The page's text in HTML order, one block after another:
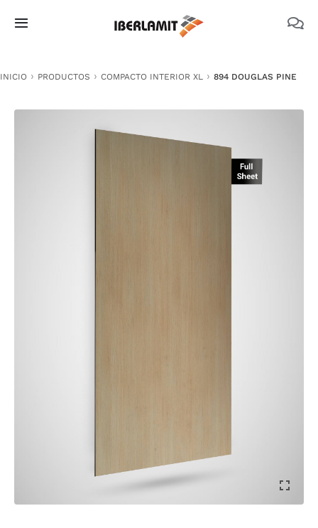
Toggle
NOSOTROS
INICIO PRODUCTOS COMPACTO INTERIOR XL 894 DOUGLAS PINE